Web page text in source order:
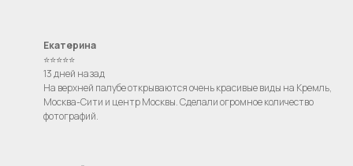
Екатерина
⭐⭐⭐⭐⭐
13 дней назад
На верхней палубе открываются очень красивые виды на Кремль,
Москва-Сити и центр Москвы. Сделали огромное количество
фотографий.
Остались вопросы?